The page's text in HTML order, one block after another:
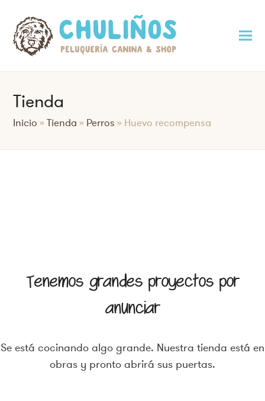
Tienda
Inicio »Tienda » Perros » Huevo recompensa
Tenemos grandes proyectos por
anunciar
Se está cocinando algo grande. Nuestra tienda está en
obras y pronto abrirá sus puertas.